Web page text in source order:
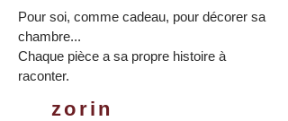
Pour soi, comme cadeau, pour décorer sa
chambre...
Chaque pièce a sa propre histoire à
raconter.
zorin